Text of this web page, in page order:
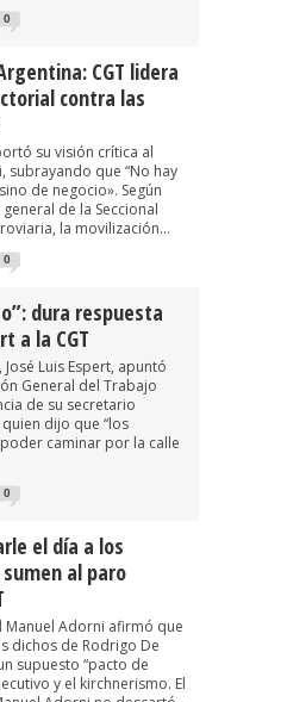
0
CGT lidera
contra las
su visión crítica al
subrayando que “No hay
de negocio». Según
de la Seccional
la movilización...
0
dura respuesta
a la CGT
Luis Espert, apuntó
General del Trabajo
de su secretario
dijo que “los
caminar por la calle
0
el día a los
al paro
Manuel Adorni afirmó que
dichos de Rodrigo De
supuesto “pacto de
y el kirchnerismo. El